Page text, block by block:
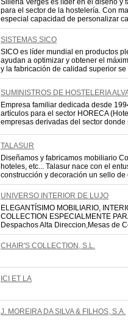
Silleria Vergés es líder en el diseño y
para el sector de la hostelería. Con
especial capacidad de personalizar
SISTEMAS SICO
SICO es líder mundial en productos
ayudan a optimizar y obtener el
y la fabricación de calidad superior se
SUMINISTROS DE HOSTELERIA
Empresa familiar dedicada desde
artículos para el sector HORECA
empresas derivadas del sector donde
TALASUR
Diseñamos y fabricamos mobiliario
hoteles, etc... Talasur nace con el
construcción y decoración un sello de
UNIVERSO INTERIOR DE LUJO
ELEGANTÍSIMO MOBILIARIO,
COLLECTION ESPECIALMENTE
Despachos Alta Direccion,Mesas de
CHAIR'S COLLECTION, S.L.
ICI ET LA
J. MOREIRA DA SILVA & FILHOS, S.A.